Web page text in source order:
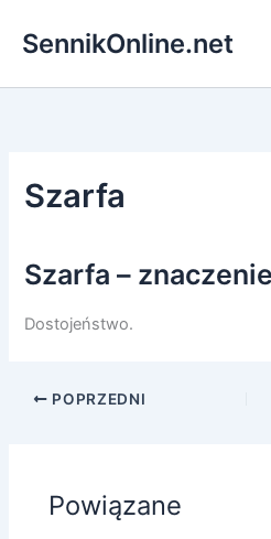
SennikOnline.net
Szarfa
Szarfa –
Dostojeństwo.
POPRZEDNI
Powiązane